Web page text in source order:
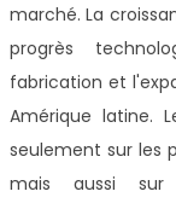
marché. La
progrès
fabrication et
Amérique latine.
seulement sur les
mais aussi